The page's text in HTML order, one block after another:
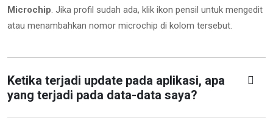
Microchip. Jika profil sudah ada, klik ikon pensil untuk mengedit
atau menambahkan nomor microchip di kolom tersebut.
Ketika terjadi update pada aplikasi, apa
yang terjadi pada data-data saya?